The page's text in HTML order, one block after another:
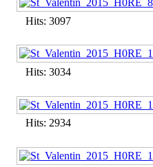
Hits: 3097
Hits: 3034
Hits: 2934